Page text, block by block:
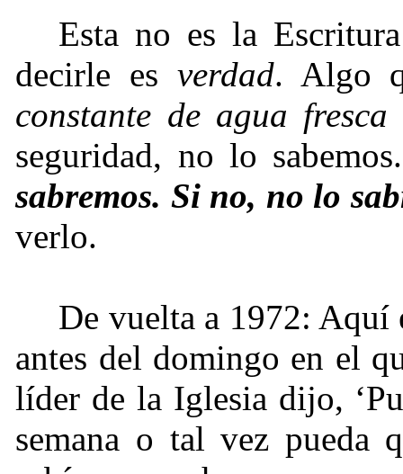
Esta no es la
decirle es verdad. Algo
constante de agua
seguridad, no lo
sabremos. Si no, no lo
verlo.
De vuelta a 1972: Aquí
antes del domingo en el
líder de la Iglesia dijo,
semana o tal vez pueda